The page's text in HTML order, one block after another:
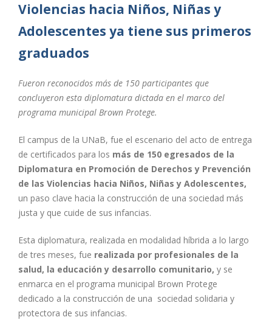
Violencias hacia Niños, Niñas y
Adolescentes ya tiene sus primeros
graduados
Fueron reconocidos más de 150 participantes que
concluyeron esta diplomatura dictada en el marco del
programa municipal Brown Protege.
El campus de la UNaB, fue el escenario del acto de entrega
de certificados para los más de 150 egresados de la
Diplomatura en Promoción de Derechos y Prevención
de las Violencias hacia Niños, Niñas y Adolescentes,
un paso clave hacia la construcción de una sociedad más
justa y que cuide de sus infancias.
Esta diplomatura, realizada en modalidad híbrida a lo largo
de tres meses, fue realizada por profesionales de la
salud, la educación y desarrollo comunitario, y se
enmarca en el programa municipal Brown Protege
dedicado a la construcción de una sociedad solidaria y
protectora de sus infancias.